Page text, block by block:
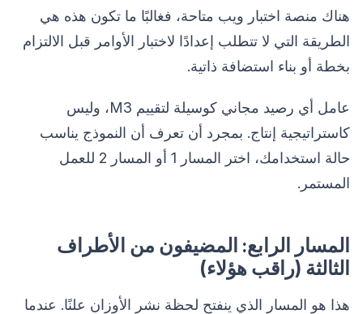
هناك منصة اختبار ويب متاحة، فغالبًا ما تكون هذه هي
الطريقة التي لا تتطلب إعدادًا لاختبار الأوامر قبل الالتزام
بخطة أو بناء استضافة ذاتية.
عامل أي رصيد مجاني كوسيلة لتقييم M3، وليس
كاستراتيجية إنتاج. بمجرد أن تعرف أن النموذج يناسب
حالة استخدامك، اختر المسار 1 أو المسار 2 للعمل
المستمر.
المسار الرابع: المضيفون من الأطراف
الثالثة (راقب هؤلاء)
هذا هو المسار الذي ينفتح لحظة نشر الأوزان علنًا. عندما